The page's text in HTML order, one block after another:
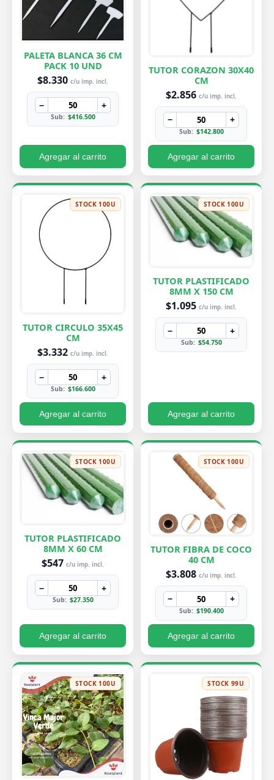
PALETA BLANCA 36 CM
PACK 10 UND
$8.330 c/u imp. incl.
− +
Sub: $416.500
Agregar al carrito
TUTOR CORAZON 30X40
CM
$2.856 c/u imp. incl.
− +
Sub: $142.800
Agregar al carrito
STOCK 100U
TUTOR CIRCULO 35X45
CM
$3.332 c/u imp. incl.
− +
Sub: $166.600
Agregar al carrito
STOCK 100U
TUTOR PLASTIFICADO
8MM X 150 CM
$1.095 c/u imp. incl.
− +
Sub: $54.750
Agregar al carrito
STOCK 100U
TUTOR PLASTIFICADO
8MM X 60 CM
$547 c/u imp. incl.
− +
Sub: $27.350
Agregar al carrito
STOCK 100U
TUTOR FIBRA DE COCO
40 CM
$3.808 c/u imp. incl.
− +
Sub: $190.400
Agregar al carrito
STOCK 100U STOCK 99U